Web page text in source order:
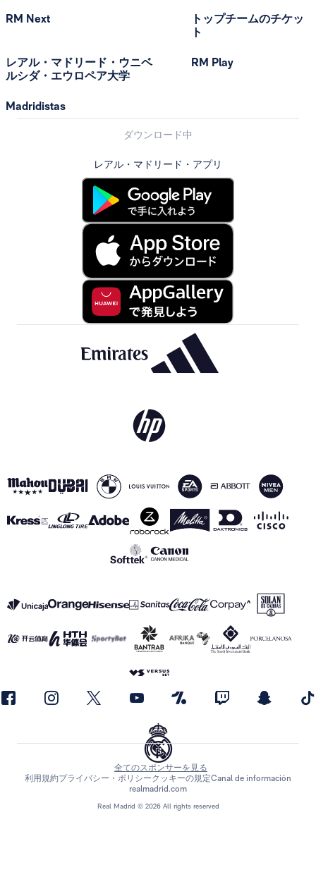
RM Next
レアル・マドリード・ウニベ
ルシダ・エウロペア大学
Madridistas
トップチームのチケッ
ト
RM Play
ダウンロード中
レアル・マドリード・アプリ
Real Madrid © 2026 All rights reserved
全てのスポンサーを見る
利用規約プライバシー・ポリシークッキーの規定Canal de información
realmadrid.com